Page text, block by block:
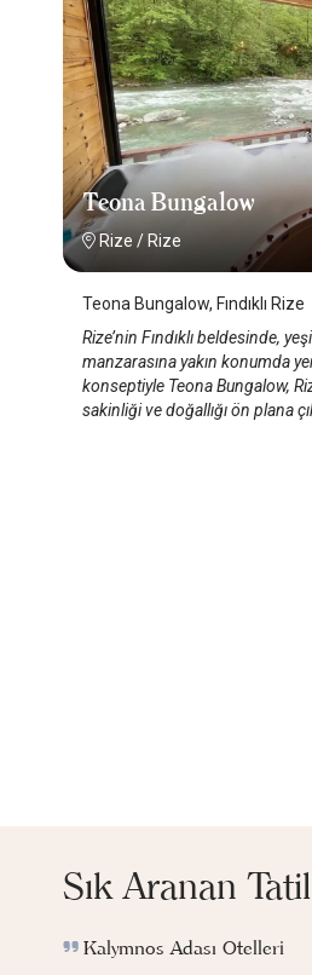
Teona Bungalow
Rize /Rize
Teona Bungalow, Fındıklı Rize
Rize’nin Fındıklı beldesinde,
manzarasına yakın konumda
konseptiyle Teona Bungalow,
sakinliği ve doğallığı ön plana
Sık Aranan
Kalymnos Adası Otelleri